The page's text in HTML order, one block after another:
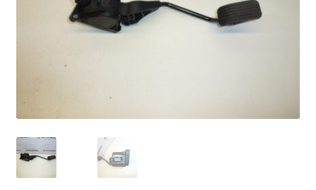
Politique de confidentialité
Procédure de Réclamation